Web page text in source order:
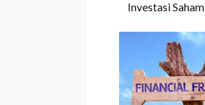
Investasi Saham